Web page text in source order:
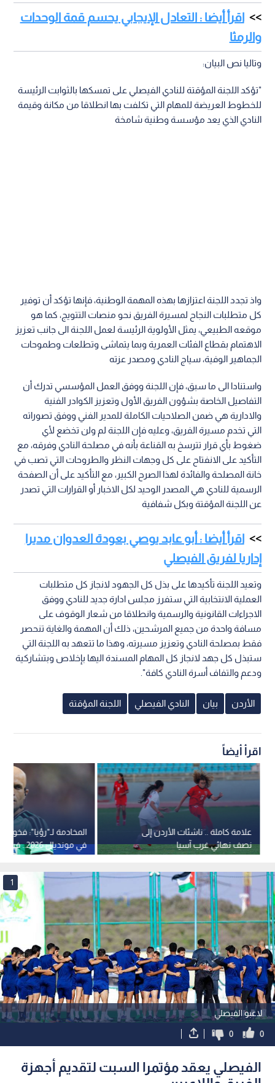
اقرأ أيضا : التعادل الإيجابي يحسم قمة الوحدات
والرمثا
وتاليا نص البيان:
"تؤكد اللجنة المؤقتة للنادي الفيصلي على تمسكها بالثوابت الرئيسة
للخطوط العريضة للمهام التي تكلفت بها انطلاقا من مكانة وقيمة
النادي الذي يعد مؤسسة وطنية شامخة
واذ تجدد اللجنة اعتزازها بهذه المهمة الوطنية، فإنها تؤكد أن توفير
كل متطلبات النجاح لمسيرة الفريق نحو منصات التتويج، كما هو
موقعه الطبيعي، يمثل الأولوية الرئيسة لعمل اللجنة الى جانب تعزيز
الاهتمام بقطاع الفئات العمرية وبما يتماشى وتطلعات وطموحات
الجماهير الوفية، سياج النادي ومصدر عزته
واستنادا الى ما سبق، فإن اللجنة ووفق العمل المؤسسي تدرك أن
التفاصيل الخاصة بشؤون الفريق الأول وتعزيز الكوادر الفنية
والادارية هي ضمن الصلاحيات الكاملة للمدير الفني ووفق تصوراته
التي تخدم مسيرة الفريق، وعليه فإن اللجنة لم ولن تخضع لأي
ضغوط بأي قرار تترسخ به القناعة بأنه في مصلحة النادي وفرقه، مع
التأكيد على الانفتاح على كل وجهات النظر والطروحات التي تصب في
خانة المصلحة والفائدة لهذا الصرح الكبير، مع التأكيد على أن الصفحة
الرسمية للنادي هي المصدر الوحيد لكل الاخبار أو القرارات التي تصدر
عن اللجنة المؤقتة وبكل شفافية
اقرأ أيضا : أبو عابد يوصي بعودة العدوان مديرا
إداريا لفريق الفيصلي
وتعيد اللجنة تأكيدها على بذل كل الجهود لانجاز كل متطلبات
العملية الانتخابية التي ستفرز مجلس ادارة جديد للنادي ووفق
الاجراءات القانونية والرسمية وانطلاقا من شعار الوقوف على
مسافة واحدة من جميع المرشحين، ذلك أن المهمة والغاية تنحصر
فقط بمصلحة النادي وتعزيز مسيرته، وهذا ما تتعهد به اللجنة التي
ستبذل كل جهد لانجاز كل المهام المسندة اليها بإخلاص وبتشاركية
ودعم والتفاف أسرة النادي كافة".
الأردن بيان النادي الفيصلي اللجنة المؤقتة
اقرأ أيضاً
المخادمة لـ"رؤيا": فخور
في مونديال 2026.. فيديو
علامة كاملة .. ناشئات الأردن إلى
نصف نهائي غرب آسيا
لاعبو الفيصلي
1
0
0
الفيصلي يعقد مؤتمرا السبت لتقديم أجهزة